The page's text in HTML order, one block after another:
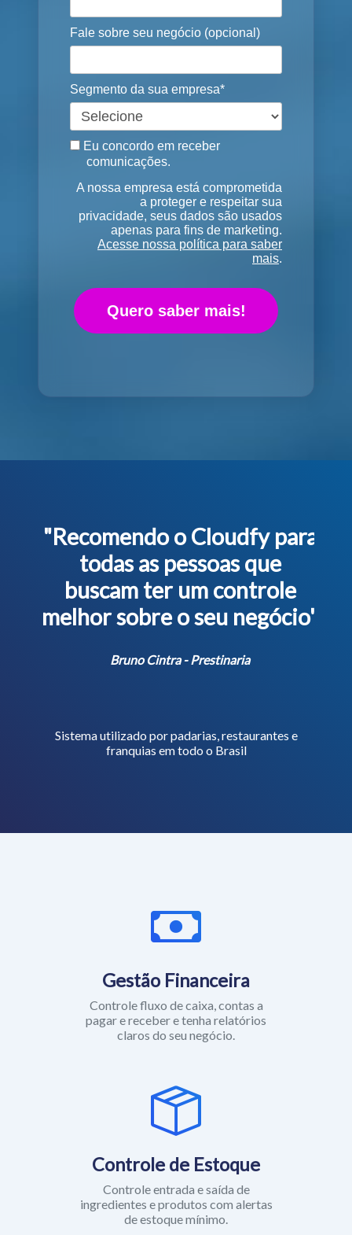
Fale sobre seu negócio (opcional)
Segmento da sua empresa*
Eu concordo em receber
comunicações.
A nossa empresa está comprometida
a proteger e respeitar sua
privacidade, seus dados são usados
apenas para fins de marketing.
Acesse nossa política para saber
mais.
Quero saber mais!
"Recomendo o Cloudfy para
todas as pessoas que
buscam ter um controle
melhor sobre o seu negócio"
Bruno Cintra - Prestinaria
Controle fluxo de caixa, contas a
claros do seu negócio.
Controle de Estoque
Controle entrada e saída de
ingredientes e produtos com alertas
de estoque mínimo.